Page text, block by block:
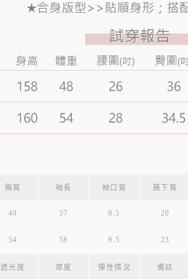
胸寬 袖長 袖口寬 腋下寬
49 57 9.5 20
54 58 9.5 23
透光度 厚度 彈性情況 備註